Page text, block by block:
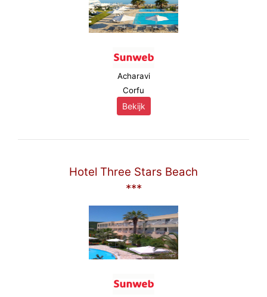
Acharavi
Corfu
Bekijk
Hotel Three Stars Beach
***